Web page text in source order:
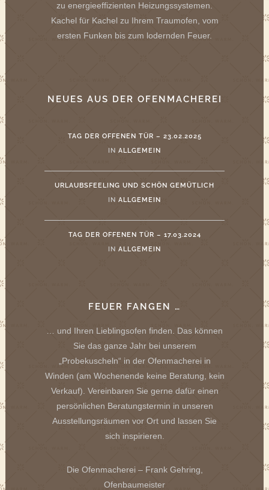
zu energieeffizienten Heizungssystemen.
Kachel für Kachel zu Ihrem Traumofen, vom
ersten Funken bis zum lodernden Feuer.
NEUES AUS DER OFENMACHEREI
TAG DER OFFENEN TÜR – 23.02.2025
IN ALLGEMEIN
URLAUBSFEELING UND SCHÖN GEMÜTLICH
IN ALLGEMEIN
TAG DER OFFENEN TÜR – 17.03.2024
IN ALLGEMEIN
FEUER FANGEN …
… und Ihren Lieblingsofen finden. Das können
Sie das ganze Jahr bei unserem
„Probekuscheln“ in der Ofenmacherei in
Winden (am Wochenende keine Beratung, kein
Verkauf). Vereinbaren Sie gerne dafür einen
persönlichen Beratungstermin in unseren
Ausstellungsräumen vor Ort und lassen Sie
sich inspirieren.
Die Ofenmacherei – Frank Gehring,
Ofenbaumeister